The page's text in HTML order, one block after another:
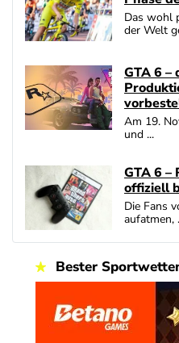
100% bis zu
AGB gelten
Zum Casino
Das wohl
der Welt
GTA 6 –
Am 19.
und ...
GTA 6 –
offiziell
Die Fans
aufatmen,
Bester